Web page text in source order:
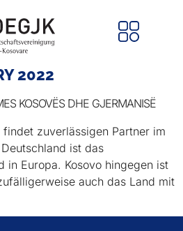
2022
KOSOVËS DHE GJERMANISË
findet zuverlässigen Partner im
ist das
in Europa. Kosovo hingegen ist
auch das Land mit